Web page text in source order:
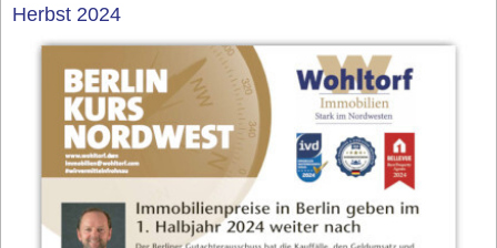
Herbst 2024